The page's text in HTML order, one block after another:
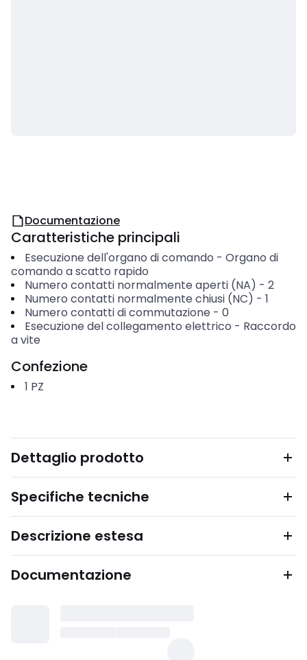
Documentazione
Caratteristiche principali
Esecuzione dell'organo di comando - Organo di
comando a scatto rapido
Numero contatti normalmente aperti (NA) - 2
Numero contatti normalmente chiusi (NC) - 1
Numero contatti di commutazione - 0
Esecuzione del collegamento elettrico - Raccordo
a vite
Confezione
1 PZ
Dettaglio prodotto
Specifiche tecniche
Descrizione estesa
Documentazione